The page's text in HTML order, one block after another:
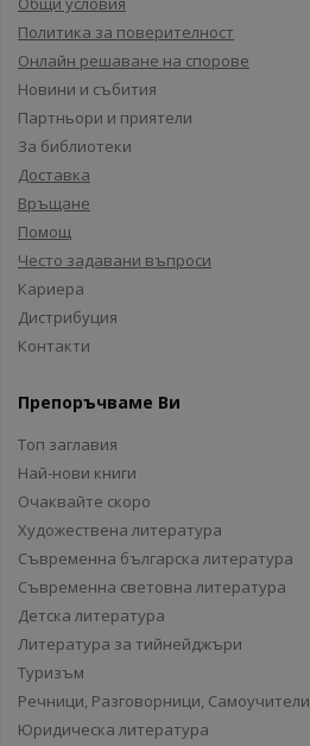
Политика за поверителност
Онлайн решаване на спорове
Новини и събития
Партньори и приятели
За библиотеки
Доставка
Връщане
Помощ
Често задавани въпроси
Кариера
Дистрибуция
Контакти
Препоръчваме Ви
Топ заглавия
Най-нови книги
Очаквайте скоро
Художествена литература
Съвременна българска литература
Съвременна световна литература
Детска литература
Литература за тийнейджъри
Туризъм
Речници, Разговорници, Самоучители
Юридическа литература